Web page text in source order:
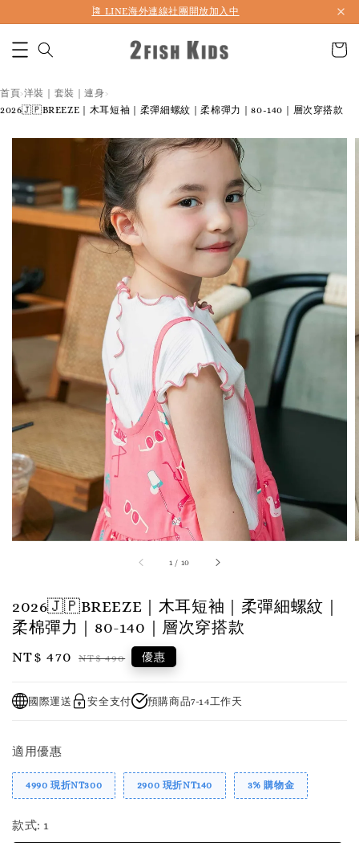
首購折50 ｜ 滿1,500 免運 ｜ 滿2,900 折140 ｜ 3%購物金
首頁›洋裝｜套裝｜連身›
2026🇯🇵BREEZE｜木耳短袖｜柔彈細螺紋｜柔棉彈力｜80-140｜層次穿搭款
1 / 10
2026🇯🇵BREEZE｜木耳短袖｜柔彈細螺紋｜
柔棉彈力｜80-140｜層次穿搭款
Sale
NT$ 470 Regular
NT$ 490 優惠
國際運送 安全支付 預購商品7-14工作天
適用優惠
4990 現折NT300 2900 現折NT140 3% 購物金
款式: 1